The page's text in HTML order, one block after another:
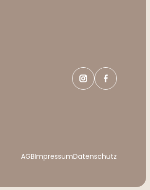
AGBImpressumDatenschutz